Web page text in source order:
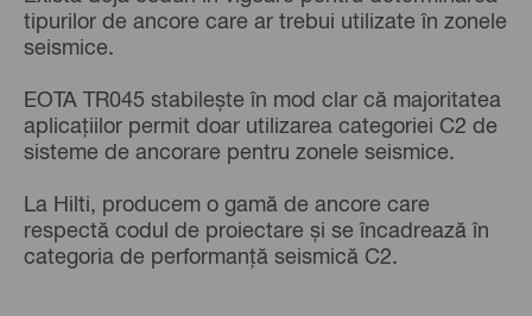
tipurilor de ancore care ar trebui utilizate în zonele
seismice.
EOTA TR045 stabilește în mod clar că majoritatea
aplicațiilor permit doar utilizarea categoriei C2 de
sisteme de ancorare pentru zonele seismice.
La Hilti, producem o gamă de ancore care
respectă codul de proiectare și se încadrează în
categoria de performanță seismică C2.